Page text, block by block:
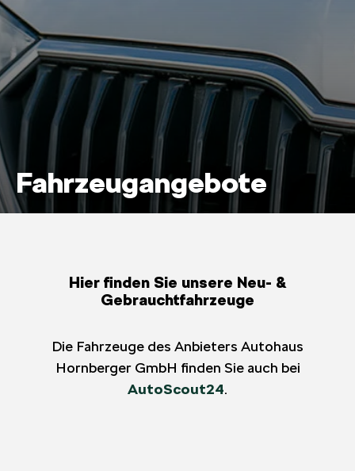
Fahrzeugangebote
Hier finden Sie unsere Neu- &
Gebrauchtfahrzeuge
Die Fahrzeuge des Anbieters Autohaus
Hornberger GmbH finden Sie auch bei
AutoScout24.